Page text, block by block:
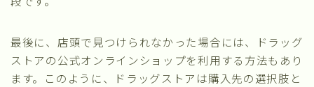
最後に、店頭で見つけられなかった場合には、ドラッグ
ストアの公式オンラインショップを利用する方法もあり
ます。このように、ドラッグストアは購入先の選択肢と